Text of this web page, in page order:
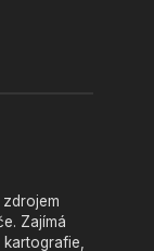
Zajímá
kartografie,